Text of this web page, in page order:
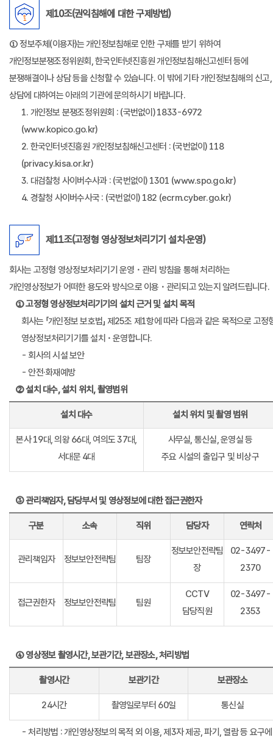
제10조(권익침해에 대한 구제방법)
① 정보주체(이용자)는 개인정보침해로 인한 구제를 받기 위하여
개인정보분쟁조정위원회, 한국인터넷진흥원 개인정보침해신고센터 등에
분쟁해결이나 상담 등을 신청할 수 있습니다. 이 밖에 기타 개인정보침해의 신고,
상담에 대하여는 아래의 기관에 문의하시기 바랍니다.
1. 개인정보 분쟁조정위원회 : (국번없이) 1833-6972
(www.kopico.go.kr)
2. 한국인터넷진흥원 개인정보침해신고센터 : (국번없이) 118
(privacy.kisa.or.kr)
3. 대검찰청 사이버수사과 : (국번없이) 1301 (www.spo.go.kr)
4. 경찰청 사이버수사국 : (국번없이) 182 (ecrm.cyber.go.kr)
제11조(고정형 영상정보처리기기 설치·운영)
회사는 고정형 영상정보처리기기 운영・관리 방침을 통해 처리하는
개인영상정보가 어떠한 용도와 방식으로 이용・관리되고 있는지 알려드립니다.
① 고정형 영상정보처리기기의 설치 근거 및 설치 목적
회사는 「개인정보 보호법」 제25조 제1항에 따라 다음과 같은 목적으로 고정
영상정보처리기기를 설치・운영합니다.
- 회사의 시설 보안
- 안전·화재예방
② 설치 대수, 설치 위치, 촬영범위
설치 대수 설치 위치 및 촬영 범위
본사 19대, 의왕 66대, 여의도 37대,
서대문 4대
사무실, 통신실, 운영실 등
주요 시설의 출입구 및 비상구
③ 관리책임자, 담당부서 및 영상정보에 대한 접근권한자
구분 소속 직위 담당자 연락처
관리책임자 정보보안전략팀 팀장
정보보안전략팀
장
02-3497-
2370
접근권한자 정보보안전략팀 팀원
CCTV
담당직원
02-3497-
2353
④ 영상정보 촬영시간, 보관기간, 보관장소, 처리방법
촬영시간 보관기간 보관장소
24시간 촬영일로부터 60일 통신실
- 처리방법 : 개인영상정보의 목적 외 이용, 제3자 제공, 파기, 열람 등 요구에